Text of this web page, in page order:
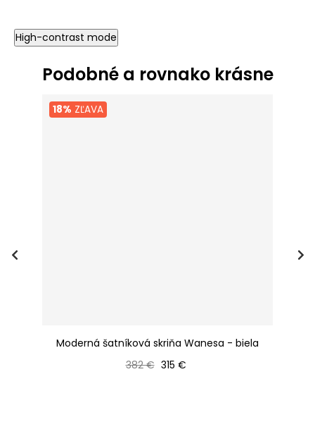
High-contrast mode
Podobné a rovnako krásne
18% ZĽAVA
Moderná šatníková skriňa Wanesa - biela
Bežná cena
382 € Cena
315 €